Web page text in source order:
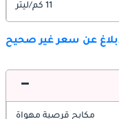
11 كم/ليتر
عن سعر غير صحيح
مكابح قرصية مهواة